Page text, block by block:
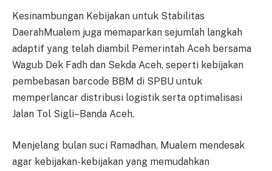
Kesinambungan Kebijakan untuk Stabilitas
DaerahMualem juga memaparkan sejumlah langkah
adaptif yang telah diambil Pemerintah Aceh bersama
Wagub Dek Fadh dan Sekda Aceh, seperti kebijakan
pembebasan barcode BBM di SPBU untuk
memperlancar distribusi logistik serta optimalisasi
Jalan Tol Sigli–Banda Aceh.
Menjelang bulan suci Ramadhan, Mualem mendesak
agar kebijakan-kebijakan yang memudahkan